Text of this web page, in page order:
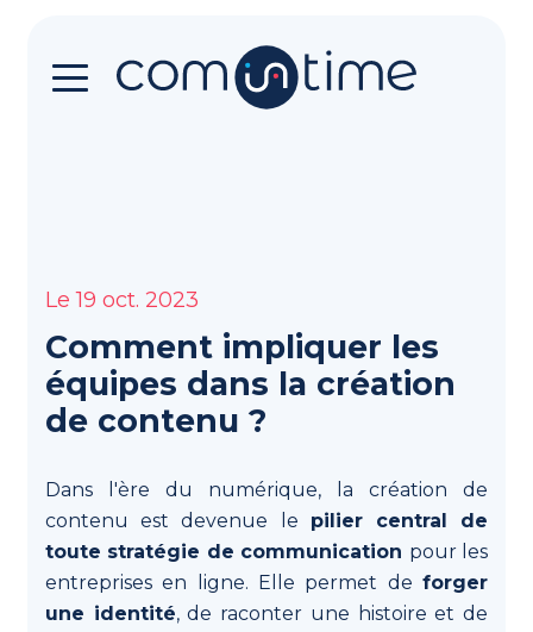
intelligente
faire
de
la
stratégique,
même
sans
être
expert.
Le 19 oct. 2023
Comment impliquer les
équipes dans la création
de contenu ?
Dans l'ère du numérique, la création de
contenu est devenue le pilier central de
toute stratégie de communication pour les
entreprises en ligne. Elle permet de forger
une identité, de raconter une histoire et de